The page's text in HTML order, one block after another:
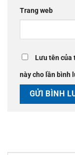
Trang web
Lưu tên của
này cho lần bình